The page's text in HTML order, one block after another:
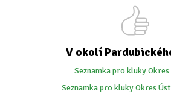
V okolí
Seznamka pro kluky
Seznamka pro kluky Okres